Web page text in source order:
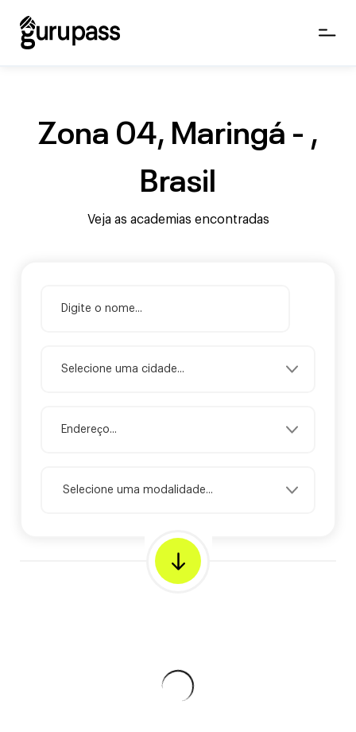
Zona 04, Maringá - ,
Brasil
Veja as academias encontradas
Selecione uma modalidade...